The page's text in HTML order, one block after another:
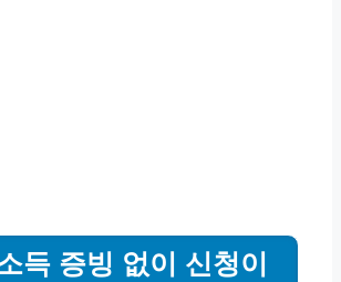
득 증빙 없이 신청이